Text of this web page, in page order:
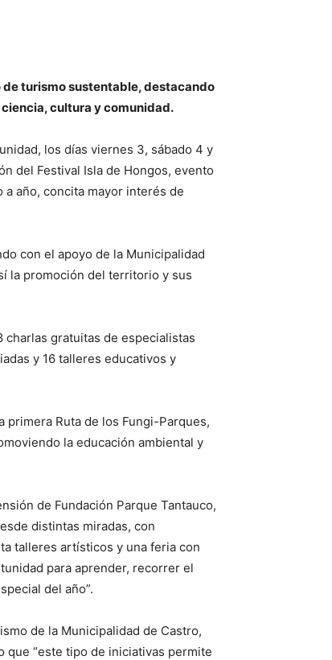
turismo sustentable, destacando
cultura y comunidad.
los días viernes 3, sábado 4 y
del Festival Isla de Hongos, evento
año, concita mayor interés de
con el apoyo de la Municipalidad
la promoción del territorio y sus
charlas gratuitas de especialistas
y 16 talleres educativos y
Ruta de los Fungi-Parques,
la educación ambiental y
de Fundación Parque Tantauco,
distintas miradas, con
talleres artísticos y una feria con
para aprender, recorrer el
del año”.
de la Municipalidad de Castro,
que “este tipo de iniciativas permite